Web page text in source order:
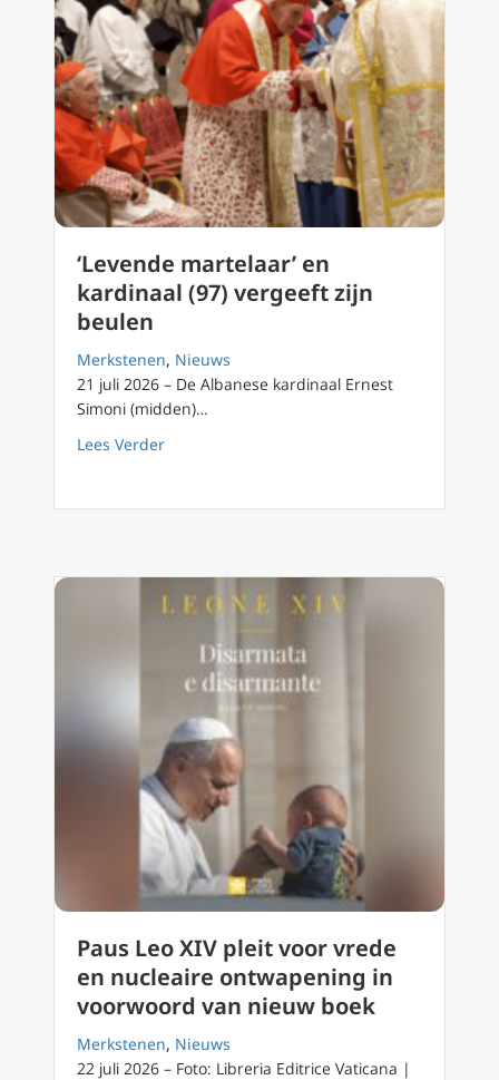
‘Levende martelaar’ en
kardinaal (97) vergeeft zijn
beulen
Merkstenen, Nieuws
21 juli 2026 – De Albanese kardinaal Ernest
Simoni (midden)…
Lees Verderabout ‘Levende martelaar’ en kardinaal
Paus Leo XIV pleit voor vrede
en nucleaire ontwapening in
voorwoord van nieuw boek
Merkstenen, Nieuws
22 juli 2026 – Foto: Libreria Editrice Vaticana |